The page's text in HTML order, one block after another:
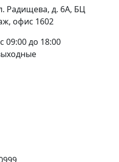
Радищева, д. 6А, БЦ
офис 1602
до 18:00